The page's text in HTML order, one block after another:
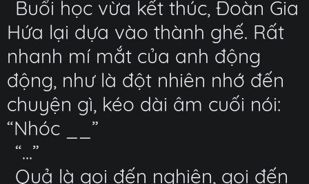
Buổi học vừa kết thúc, Đoàn Gia
Hứa lại dựa vào thành ghế. Rất
nhanh mí mắt của anh động
động, như là đột nhiên nhớ đến
chuyện gì, kéo dài âm cuối nói:
“Nhóc __”
“...”
Quả là gọi đến nghiện, gọi đến